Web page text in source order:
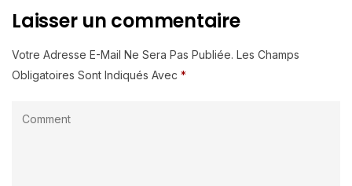
Laisser un commentaire
Votre Adresse E-Mail Ne Sera Pas Publiée. Les Champs
Obligatoires Sont Indiqués Avec *